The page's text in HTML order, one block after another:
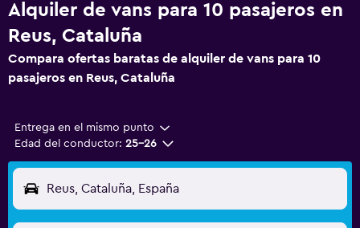
Alquiler de vans para 10 pasajeros en
Reus, Cataluña
Compara ofertas baratas de alquiler de vans para 10
pasajeros en Reus, Cataluña
Entrega en el mismo punto
Edad del conductor: 25-26
Reus, Cataluña, España